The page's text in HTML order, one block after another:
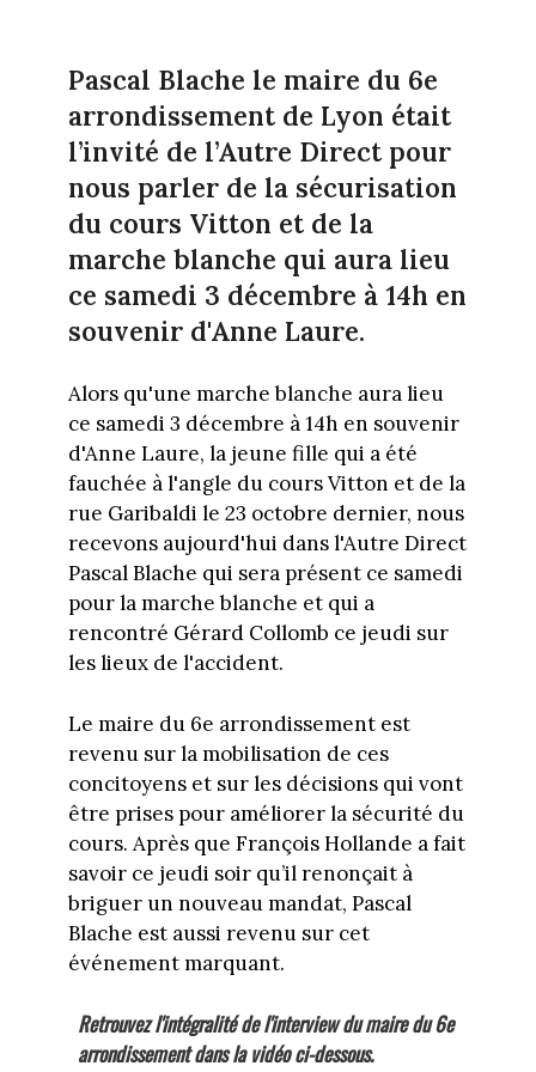
Pascal Blache le maire du 6e
arrondissement de Lyon était
l’invité de l’Autre Direct pour
nous parler de la sécurisation
du cours Vitton et de la
marche blanche qui aura lieu
ce samedi 3 décembre à 14h en
souvenir d'Anne Laure.
Alors qu'une marche blanche aura lieu
ce samedi 3 décembre à 14h en souvenir
d'Anne Laure, la jeune fille qui a été
fauchée à l'angle du cours Vitton et de la
rue Garibaldi le 23 octobre dernier, nous
recevons aujourd'hui dans l'Autre Direct
Pascal Blache qui sera présent ce samedi
pour la marche blanche et qui a
rencontré Gérard Collomb ce jeudi sur
les lieux de l'accident.
Le maire du 6e arrondissement est
revenu sur la mobilisation de ces
concitoyens et sur les décisions qui vont
être prises pour améliorer la sécurité du
cours. Après que François Hollande a fait
savoir ce jeudi soir qu’il renonçait à
briguer un nouveau mandat, Pascal
Blache est aussi revenu sur cet
événement marquant.
Retrouvez l'intégralité de l'interview du maire du 6e
arrondissement dans la vidéo ci-dessous.